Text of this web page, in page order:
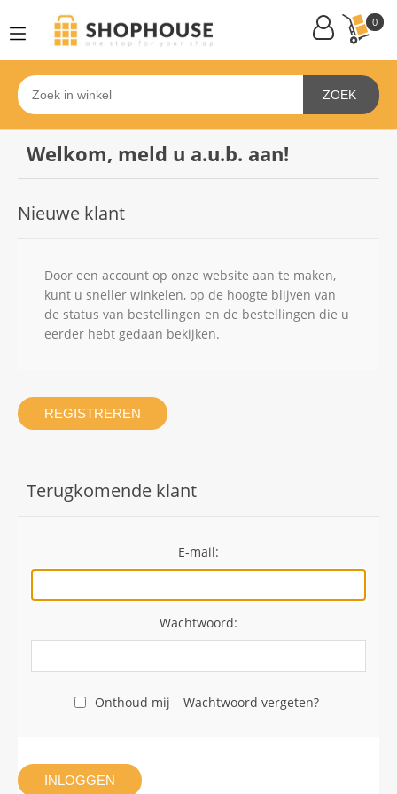
0
ZOEK
Welkom, meld u a.u.b. aan!
Nieuwe klant
Door een account op onze website aan te maken,
kunt u sneller winkelen, op de hoogte blijven van
de status van bestellingen en de bestellingen die u
eerder hebt gedaan bekijken.
REGISTREREN
Terugkomende klant
E-mail:
Wachtwoord:
Onthoud mij Wachtwoord vergeten?
INLOGGEN